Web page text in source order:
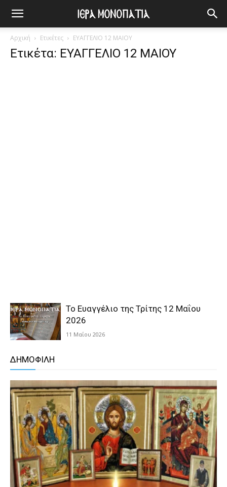
Αρχική Ετικέτες ΕΥΑΓΓΕΛΙΟ 12 ΜΑΙΟΥ
Ετικέτα: ΕΥΑΓΓΕΛΙΟ 12 ΜΑΙΟΥ
Το Ευαγγέλιο της Τρίτης 12 Μαΐου
2026
11 Μαΐου 2026
ΔΗΜΟΦΙΛΗ